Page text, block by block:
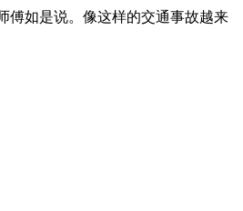
傅如是说。像这样的交通事故越来